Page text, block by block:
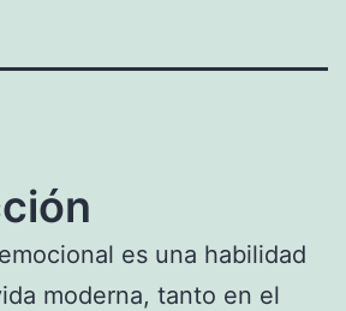
es una habilidad
moderna, tanto en el